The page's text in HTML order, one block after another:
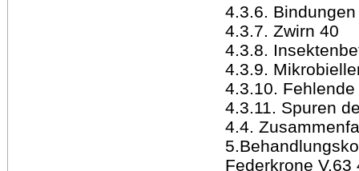
4.3.6.
4.3.7. Zwirn 40
4.3.8.
4.3.9.
4.3.10.
4.3.11. Spuren
4.4.
Federkrone V.63